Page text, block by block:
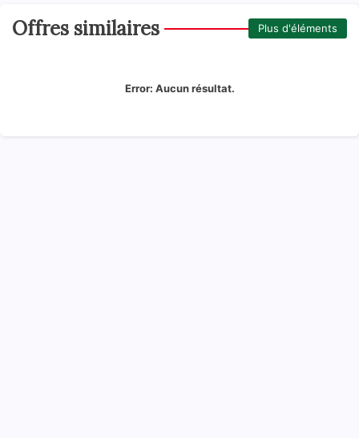
Offres similaires Plus d'éléments
Error: Aucun résultat.